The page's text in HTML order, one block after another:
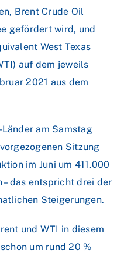
Brent Crude Oil
gefördert wird, und
West Texas
auf dem jeweils
2021 aus dem
am Samstag
Sitzung
im Juni um 411.000
– das entspricht drei der
Steigerungen.
und WTI in diesem
um rund 20 %